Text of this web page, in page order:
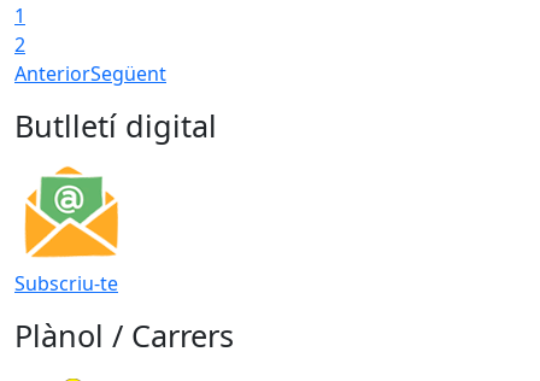
1
2
AnteriorSegüent
Butlletí digital
Subscriu-te
Plànol / Carrers